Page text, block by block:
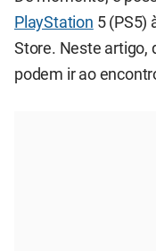
PlayStation 5 (PS5)
Store. Neste artigo,
podem ir ao